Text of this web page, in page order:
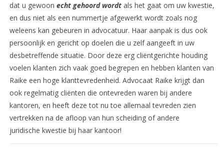
dat u gewoon echt gehoord wordtals het gaat om uw kwestie,
en dus niet als een nummertje afgewerkt wordt zoals nog
weleens kan gebeuren in advocatuur. Haar aanpak is dus ook
persoonlijk en gericht op doelen die u zelf aangeeft in uw
desbetreffende situatie. Door deze erg cliëntgerichte houding
voelen klanten zich vaak goed begrepen en hebben klanten van
Raike een hoge klanttevredenheid. Advocaat Raike krijgt dan
ook regelmatig cliënten die ontevreden waren bij andere
kantoren, en heeft deze tot nu toe allemaal tevreden zien
vertrekken na de afloop van hun scheiding of andere
juridische kwestie bij haar kantoor!